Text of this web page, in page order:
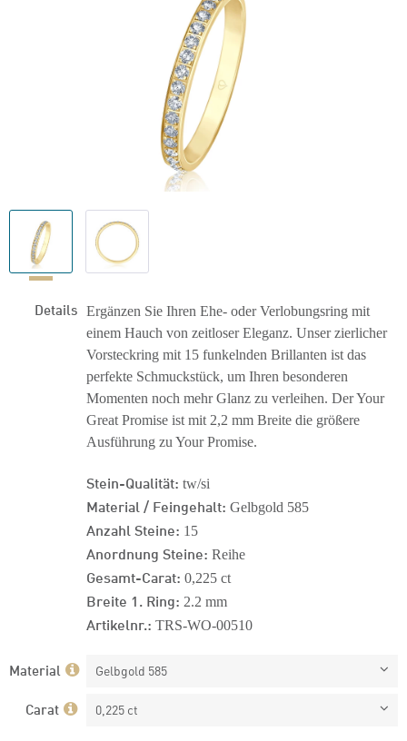
Details Ergänzen Sie Ihren Ehe- oder Verlobungsring mit
einem Hauch von zeitloser Eleganz. Unser zierlicher
Vorsteckring mit 15 funkelnden Brillanten ist das
perfekte Schmuckstück, um Ihren besonderen
Momenten noch mehr Glanz zu verleihen. Der Your
Great Promise ist mit 2,2 mm Breite die größere
Ausführung zu Your Promise.
Stein-Qualität: tw/si
Material / Feingehalt: Gelbgold 585
Anzahl Steine: 15
Anordnung Steine: Reihe
Gesamt-Carat: 0,225 ct
Breite 1. Ring: 2.2 mm
Artikelnr.: TRS-WO-00510
Material Gelbgold 585
Carat 0,225 ct